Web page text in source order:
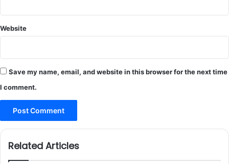
Website
Save my name, email, and website in this browser for the next time
I comment.
Related Articles